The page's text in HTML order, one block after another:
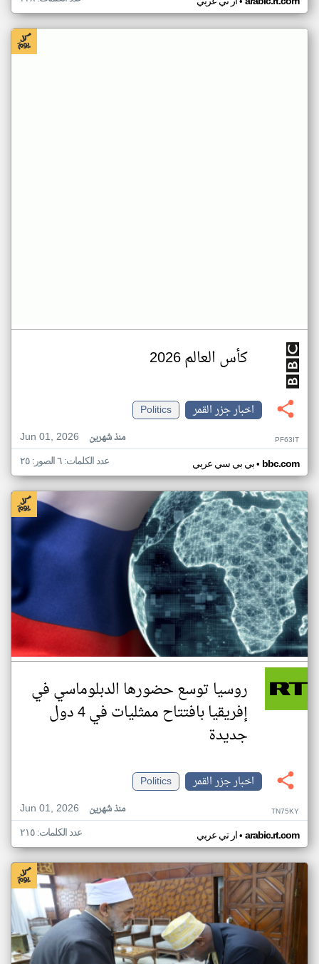
كأس العالم 2026
اخبار جزر القمر
Politics
Jun 01, 2026
منذ شهرين PF63IT
بي بي سي عربي• bbc.com عدد الكلمات: ٦ الصور: ٢٥
روسيا توسع حضورها الدبلوماسي في
إفريقيا بافتتاح ممثليات في 4 دول
جديدة
اخبار جزر القمر
Politics
Jun 01, 2026
منذ شهرين TN75KY
ار تي عربي• arabic.rt.com عدد الكلمات: ٢١٥